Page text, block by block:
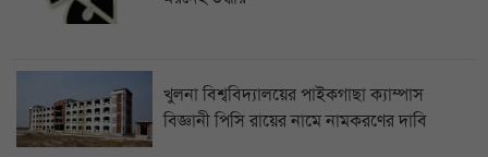
খুলনা বিশ্ববিদ্যালয়ের পাইকগাছা ক্যাম্পাস
বিজ্ঞানী পিসি রায়ের নামে নামকরণের দাবি